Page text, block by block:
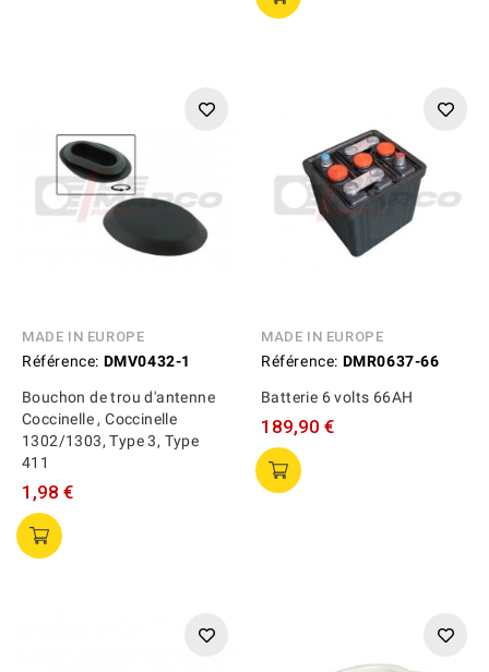
MADE IN EUROPE
Référence: DMV0432-1
Bouchon de trou d'antenne
Coccinelle , Coccinelle
1302/1303, Type 3, Type
411
1,98 €
MADE IN EUROPE
Référence: DMR0637-66
Batterie 6 volts 66AH
189,90 €